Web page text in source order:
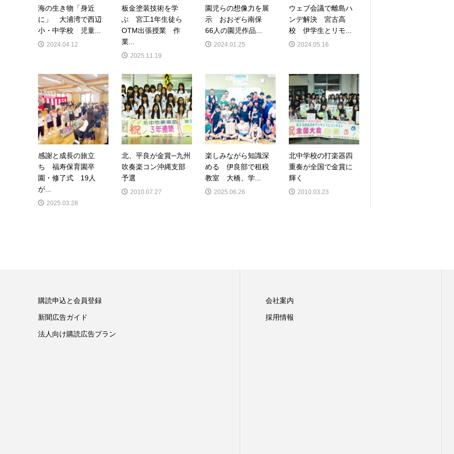
海の生き物「身近
に」 大浦湾で西辺
小・中学校 児童...
2024.04.12
板金塗装技術を学
ぶ 宮工1年生徒ら
OTM出張授業 作
業...
2025.11.19
園児らの想像力を展
示 おおぞら南保
66人の園児作品...
2024.01.25
ウェブ会議で離島ハ
ンデ解決 宮古高
校 伊学生とリモ...
2024.05.16
感謝と成長の旅立
ち 福寿保育園卒
園・修了式 19人
が...
2025.03.28
北、平良が金賞─九州
吹奏楽コン沖縄支部
予選
2010.07.27
楽しみながら知識深
める 伊良部で租税
教室 大橋、学...
2025.06.26
北中学校の打楽器四
重奏が全国で金賞に
輝く
2010.03.23
購読申込と会員登録
新聞広告ガイド
法人向け購読広告プラン
会社案内
採用情報